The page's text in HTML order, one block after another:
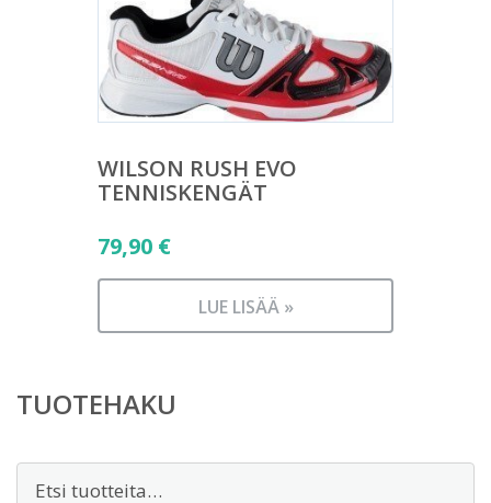
WILSON RUSH EVO
TENNISKENGÄT
79,90 €
LUE LISÄÄ »
TUOTEHAKU
Etsi: